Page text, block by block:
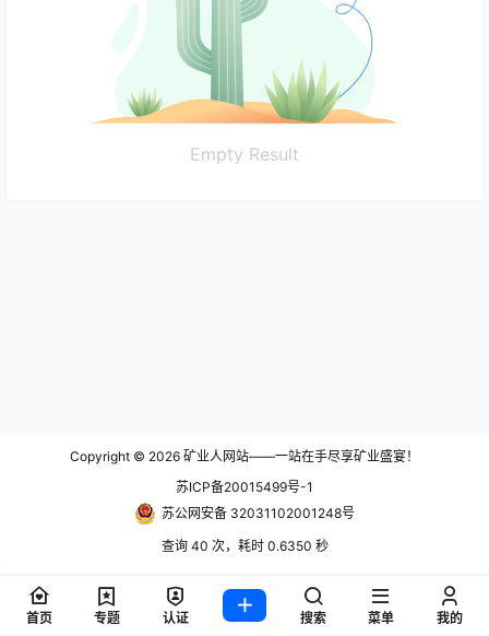
Empty Result
Copyright © 2026 矿业人网站——一站在手尽享矿业盛宴！
苏ICP备20015499号-1
苏公网安备 32031102001248号
查询 40 次，耗时 0.6350 秒
首页 专题 认证 搜索 菜单 我的